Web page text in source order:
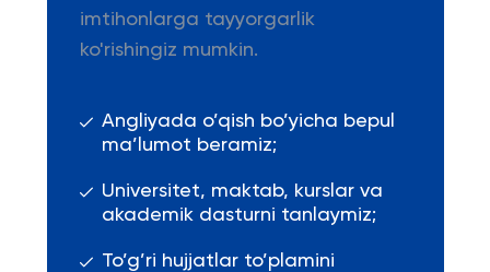
imtihonlarga tayyorgarlik
ko'rishingiz mumkin.
Angliyada o’qish bo’yicha bepul
ma’lumot beramiz;
Universitet, maktab, kurslar va
akademik dasturni tanlaymiz;
To’g’ri hujjatlar to’plamini